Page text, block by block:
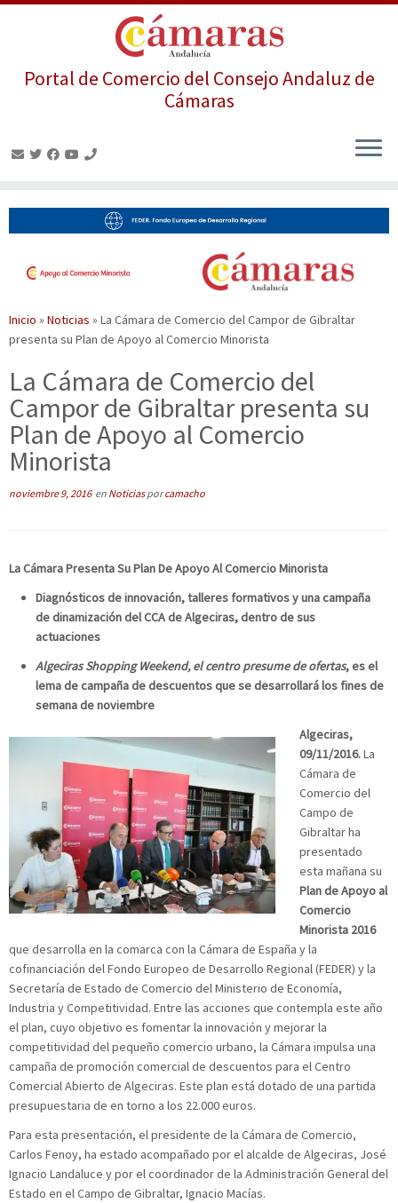
contenido
Portal de Comercio del Consejo Andaluz de
Cámaras
Inicio » Noticias » La Cámara de Comercio del Campor de Gibraltar
presenta su Plan de Apoyo al Comercio Minorista
La Cámara de Comercio del
Campor de Gibraltar presenta su
Plan de Apoyo al Comercio
Minorista
noviembre 9, 2016en Noticiasporcamacho
La Cámara Presenta Su Plan De Apoyo Al Comercio Minorista
Diagnósticos de innovación, talleres formativos y una campaña
de dinamización del CCA de Algeciras, dentro de sus
actuaciones
Algeciras Shopping Weekend, el centro presume de ofertas, es el
lema de campaña de descuentos que se desarrollará los fines de
semana de noviembre
Algeciras,
09/11/2016.La
Cámara de
Comercio del
Campo de
Gibraltar ha
presentado
esta mañana su
Plan de Apoyo al
Comercio
Minorista 2016
que desarrolla en la comarca con la Cámara de España y la
cofinanciación del Fondo Europeo de Desarrollo Regional (FEDER) y la
Secretaría de Estado de Comercio del Ministerio de Economía,
Industria y Competitividad. Entre las acciones que contempla este año
el plan, cuyo objetivo es fomentar la innovación y mejorar la
competitividad del pequeño comercio urbano, la Cámara impulsa una
campaña de promoción comercial de descuentos para el Centro
Comercial Abierto de Algeciras. Este plan está dotado de una partida
presupuestaria de en torno a los 22.000 euros.
Para esta presentación, el presidente de la Cámara de Comercio,
Carlos Fenoy, ha estado acompañado por el alcalde de Algeciras, José
Ignacio Landaluce y por el coordinador de la Administración General del
Estado en el Campo de Gibraltar, Ignacio Macías.